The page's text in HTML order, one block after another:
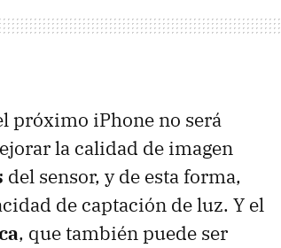
próximo iPhone no será
la calidad de imagen
del sensor, y de esta forma,
de captación de luz. Y el
, que también puede ser